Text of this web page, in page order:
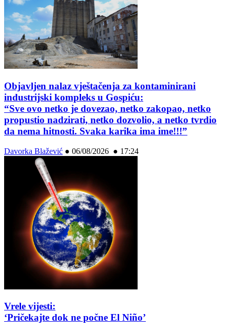
Objavljen nalaz vještačenja za kontaminirani
industrijski kompleks u Gospiću:
“Sve ovo netko je dovezao, netko zakopao, netko
propustio nadzirati, netko dozvolio, a netko tvrdio
da nema hitnosti. Svaka karika ima ime!!!”
Davorka Blažević ● 06/08/2026 ● 17:24
Vrele vijesti:
‘Pričekajte dok ne počne El Niño’